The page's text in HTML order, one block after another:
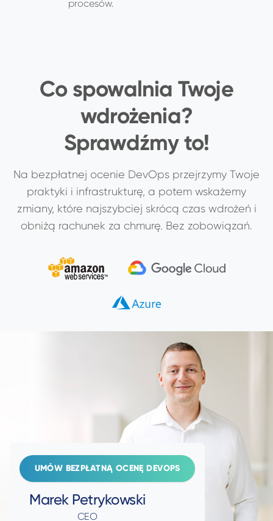
procesów.
Co spowalnia Twoje
wdrożenia?
Sprawdźmy to!
Na bezpłatnej ocenie DevOps przejrzymy Twoje
praktyki i infrastrukturę, a potem wskażemy
zmiany, które najszybciej skrócą czas wdrożeń i
obniżą rachunek za chmurę. Bez zobowiązań.
UMÓW BEZPŁATNĄ OCENĘ DEVOPS
Marek Petrykowski
CEO